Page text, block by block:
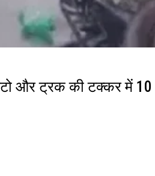
और ट्रक की टक्कर में 10